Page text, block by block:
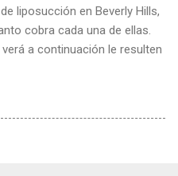
liposucción en Beverly Hills,
cobra cada una de ellas.
a continuación le resulten